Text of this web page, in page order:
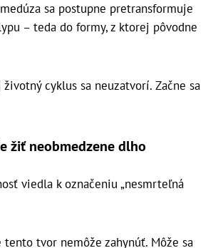
sa postupne pretransformuje
– teda do formy, z ktorej pôvodne
cyklus sa neuzatvorí. Začne sa
žiť neobmedzene dlho
viedla k označeniu „nesmrteľná
tento tvor nemôže zahynúť. Môže sa